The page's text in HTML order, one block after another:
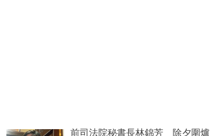
前司法院秘書長林錦芳 除夕圍爐